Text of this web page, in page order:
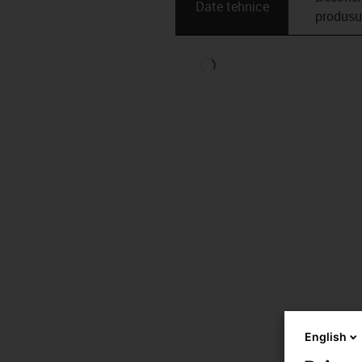
Date tehnice
English